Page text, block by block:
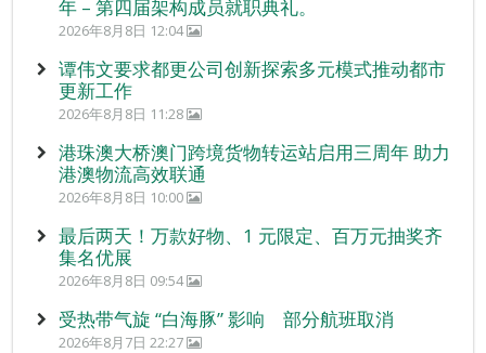
年 – 第四届架构成员就职典礼。
2026年8月8日 12:04
谭伟文要求都更公司创新探索多元模式推动都市
更新工作
2026年8月8日 11:28
港珠澳大桥澳门跨境货物转运站启用三周年 助力
港澳物流高效联通
2026年8月8日 10:00
最后两天！万款好物、1 元限定、百万元抽奖齐
集名优展
2026年8月8日 09:54
受热带气旋 “白海豚” 影响 部分航班取消
2026年8月7日 22:27